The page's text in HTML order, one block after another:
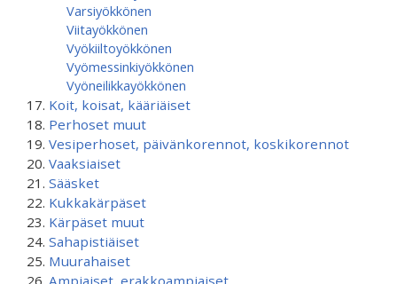
Varsiyökkönen
Viitayökkönen
Vyökiiltoyökkönen
Vyömessinkiyökkönen
Vyöneilikkayökkönen
Koit, koisat, kääriäiset
Perhoset muut
Vesiperhoset, päivänkorennot, koskikorennot
Vaaksiaiset
Sääsket
Kukkakärpäset
Kärpäset muut
Sahapistiäiset
Muurahaiset
Ampiaiset, erakkoampiaiset